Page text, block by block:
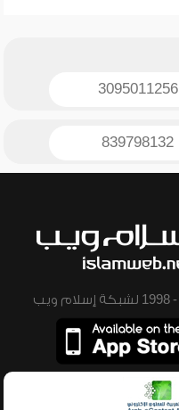
3095011256
839798132